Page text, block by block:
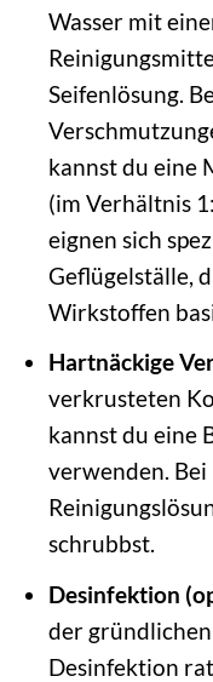
Wasser mit
Seifenlösung.
kannst du eine
(im Verhältnis
eignen sich
Geflügelställe,
Wirkstoffen
Hartnäckige
verkrusteten
kannst du eine
verwenden. Bei
schrubbst.
Desinfektion
der
Desinfektion